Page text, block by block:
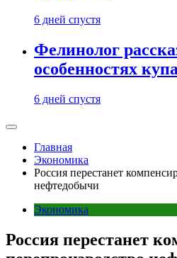
6 дней спустя
Фелинолог
особенностях
6 дней спустя
Главная
Экономика
Россия перестанет
нефтедобычи
Экономика
Россия перестанет